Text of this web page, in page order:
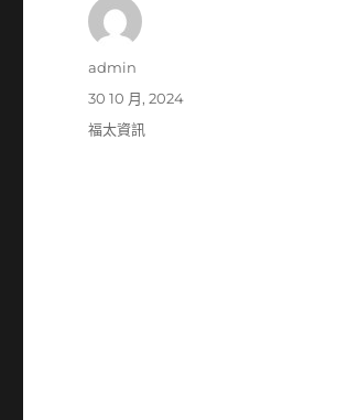
作
admin
發
佈
30 10 月, 2024
分
福太資訊